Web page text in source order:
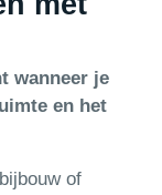
wanneer je
en het
of